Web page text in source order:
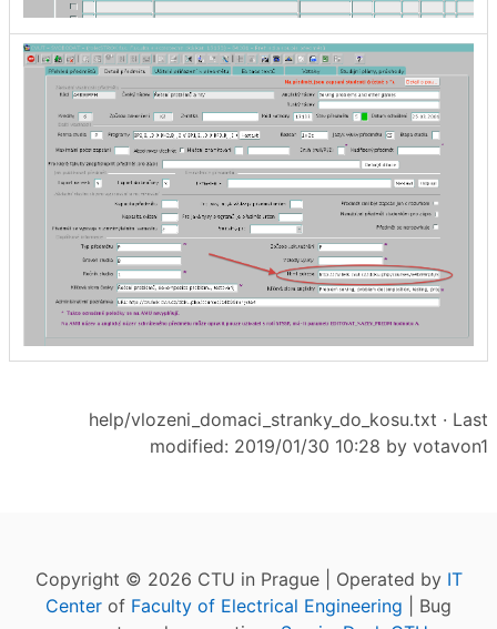
help/vlozeni_domaci_stranky_do_kosu.txt · Last
modified: 2019/01/30 10:28 by votavon1
Copyright © 2026 CTU in Prague | Operated by IT
Center of Faculty of Electrical Engineering | Bug